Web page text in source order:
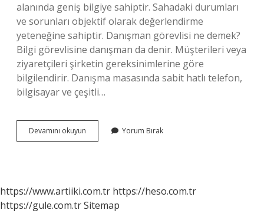
alanında geniş bilgiye sahiptir. Sahadaki durumları
ve sorunları objektif olarak değerlendirme
yeteneğine sahiptir. Danışman görevlisi ne demek?
Bilgi görevlisine danışman da denir. Müşterileri veya
ziyaretçileri şirketin gereksinimlerine göre
bilgilendirir. Danışma masasında sabit hatlı telefon,
bilgisayar ve çeşitli…
Devamını okuyun Danışman
Unvanı
Yorum Bırak
https://www.artiiki.com.tr https://heso.com.tr
https://gule.com.trSitemap